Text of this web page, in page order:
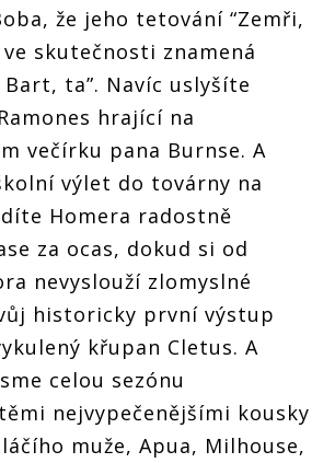
že jeho tetování “Zemři,
skutečnosti znamená
Bart, ta”. Navíc uslyšíte
hrající na
večírku pana Burnse. A
výlet do továrny na
Homera radostně
za ocas, dokud si od
nevyslouží zlomyslné
historicky první výstup
křupan Cletus. A
celou sezónu
nejvypečenějšími kousky
muže, Apua, Milhouse,